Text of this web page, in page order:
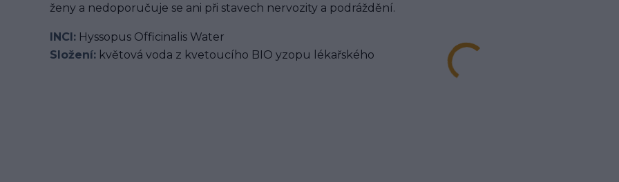
ženy a nedoporučuje se ani při stavech nervozity a podráždění.
INCI: Hyssopus Officinalis Water
Složení: květová voda z kvetoucího BIO yzopu lékařského